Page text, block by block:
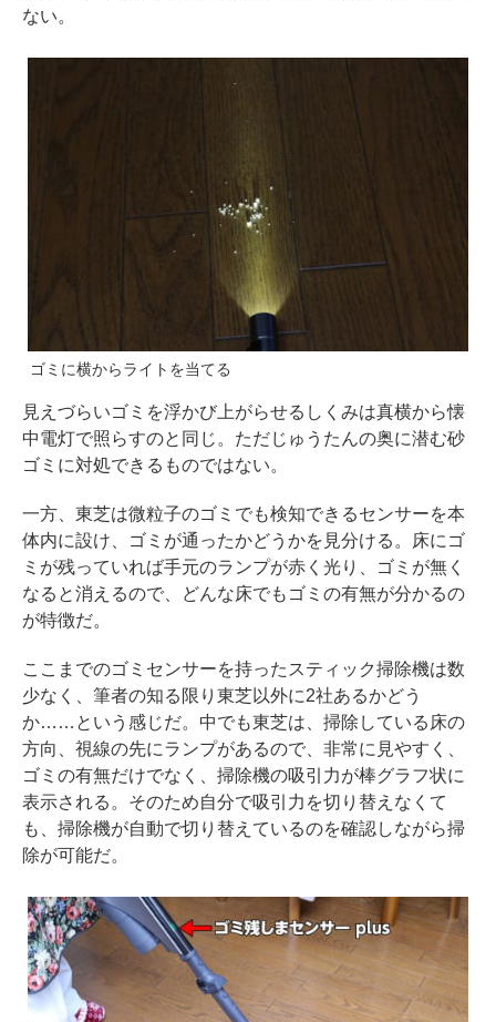
ない。
ゴミに横からライトを当てる
見えづらいゴミを浮かび上がらせるしくみは真横から懐
中電灯で照らすのと同じ。ただじゅうたんの奥に潜む砂
ゴミに対処できるものではない。
一方、東芝は微粒子のゴミでも検知できるセンサーを本
体内に設け、ゴミが通ったかどうかを見分ける。床にゴ
ミが残っていれば手元のランプが赤く光り、ゴミが無く
なると消えるので、どんな床でもゴミの有無が分かるの
が特徴だ。
ここまでのゴミセンサーを持ったスティック掃除機は数
少なく、筆者の知る限り東芝以外に2社あるかどう
か……という感じだ。中でも東芝は、掃除している床の
方向、視線の先にランプがあるので、非常に見やすく、
ゴミの有無だけでなく、掃除機の吸引力が棒グラフ状に
表示される。そのため自分で吸引力を切り替えなくて
も、掃除機が自動で切り替えているのを確認しながら掃
除が可能だ。